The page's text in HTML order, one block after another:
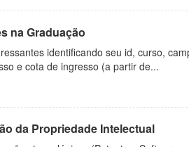
na Graduação
identificando seu id, curso,
e cota de ingresso (a partir de...
da Propriedade Intelectual